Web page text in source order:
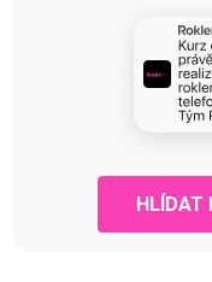
HLÍDAT